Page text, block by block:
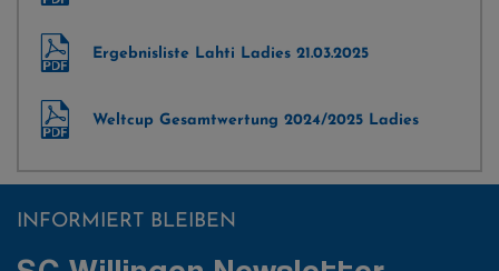
Ergebnisliste Lahti Ladies 21.03.2025
Weltcup Gesamtwertung 2024/2025 Ladies
INFORMIERT BLEIBEN